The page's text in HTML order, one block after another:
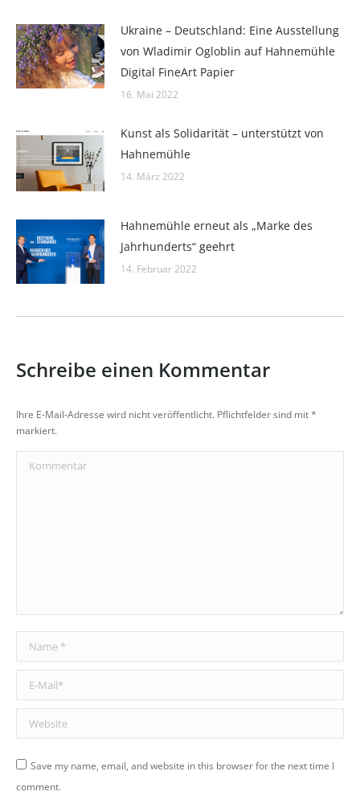
Ukraine – Deutschland: Eine Ausstellung
von Wladimir Ogloblin auf Hahnemühle
Digital FineArt Papier
16. Mai 2022
Kunst als Solidarität – unterstützt von
Hahnemühle
14. März 2022
Hahnemühle erneut als „Marke des
Jahrhunderts“ geehrt
14. Februar 2022
Schreibe einen Kommentar
Ihre E-Mail-Adresse wird nicht veröffentlicht. Pflichtfelder sind mit*
markiert.
Kommentar
Name *
E-Mail *
Website
Save my name, email, and website in this browser for the next time I
comment.